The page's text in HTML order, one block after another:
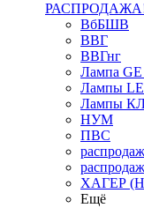
ВбБШВ
ВВГ
ВВГнг
Лампа GE
Лампы
Лампы
НУМ
ПВС
ХАГЕР
Ещё